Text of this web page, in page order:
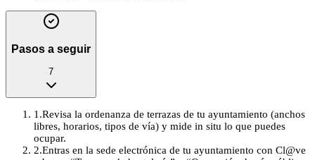
Pasos a seguir
7
1 .Revisa la ordenanza de terrazas de tu ayuntamiento (anchos
libres, horarios, tipos de vía) y mide in situ lo que puedes
ocupar.
2.Entras en la sede electrónica de tu ayuntamiento con Cl@ve